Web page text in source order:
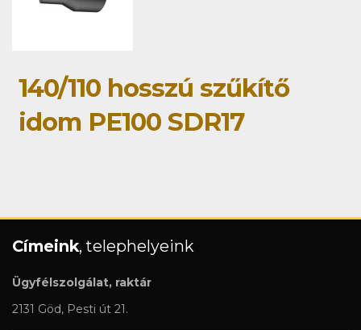
140/110 hosszú szűkítő
idom PE100 SDR17
Címeink, telephelyeink
Ügyfélszolgálat, raktár
2131 Göd, Pesti út 21.